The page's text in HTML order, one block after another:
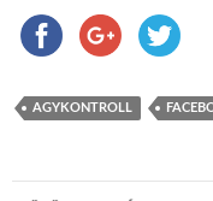
AGYKONTROLL